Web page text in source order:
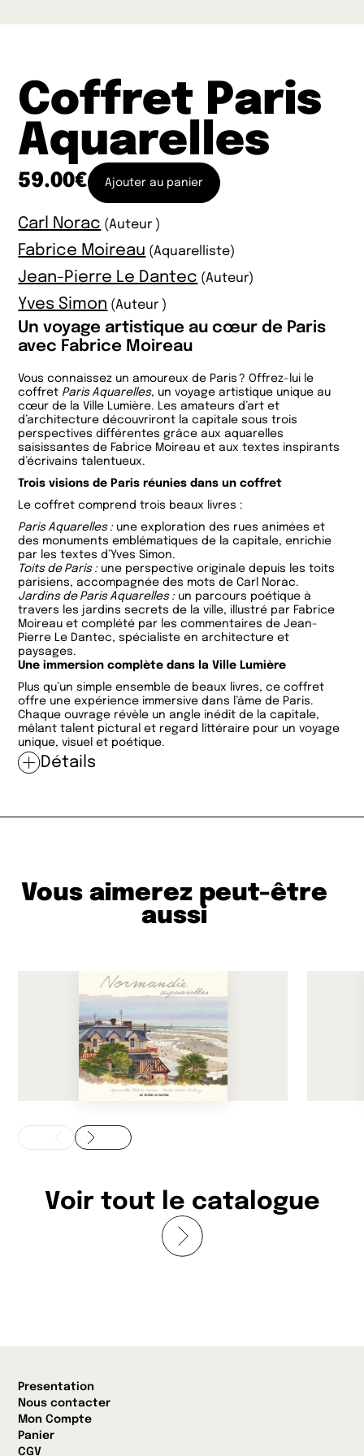
Coffret Paris
Aquarelles
59.00€ Ajouter au panier
Carl Norac (Auteur )
Fabrice Moireau (Aquarelliste)
Jean-Pierre Le Dantec (Auteur)
Yves Simon (Auteur )
Un voyage artistique au cœur de Paris
avec Fabrice Moireau
Vous connaissez un amoureux de Paris ? Offrez-lui le
coffret Paris Aquarelles, un voyage artistique unique au
cœur de la Ville Lumière. Les amateurs d’art et
d’architecture découvriront la capitale sous trois
perspectives différentes grâce aux aquarelles
saisissantes de Fabrice Moireau et aux textes inspirants
d’écrivains talentueux.
Trois visions de Paris réunies dans un coffret
Le coffret comprend trois beaux livres :
Paris Aquarelles :une exploration des rues animées et
des monuments emblématiques de la capitale, enrichie
par les textes d’Yves Simon.
Toits de Paris :une perspective originale depuis les toits
parisiens, accompagnée des mots de Carl Norac.
Jardins de Paris Aquarelles :un parcours poétique à
travers les jardins secrets de la ville, illustré par Fabrice
Moireau et complété par les commentaires de Jean-
Pierre Le Dantec, spécialiste en architecture et
paysages.
Une immersion complète dans la Ville Lumière
Plus qu’un simple ensemble de beaux livres, ce coffret
offre une expérience immersive dans l’âme de Paris.
Chaque ouvrage révèle un angle inédit de la capitale,
mêlant talent pictural et regard littéraire pour un voyage
unique, visuel et poétique.
Détails
Vous aimerez peut-être
aussi
Voir tout le catalogue
Presentation
Nous contacter
Mon Compte
Panier
CGV